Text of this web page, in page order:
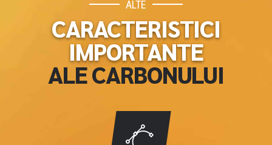
ALTE
CARACTERISTICI
IMPORTANTE
ALE CARBONULUI